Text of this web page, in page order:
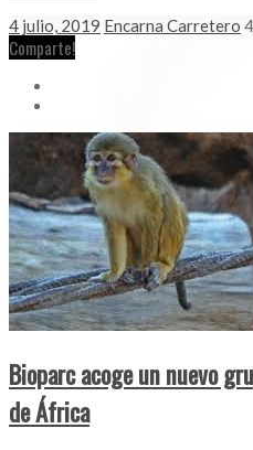
4 julio, 2019 Encarna Carretero
Comparte!
Bioparc acoge un nuevo
de África